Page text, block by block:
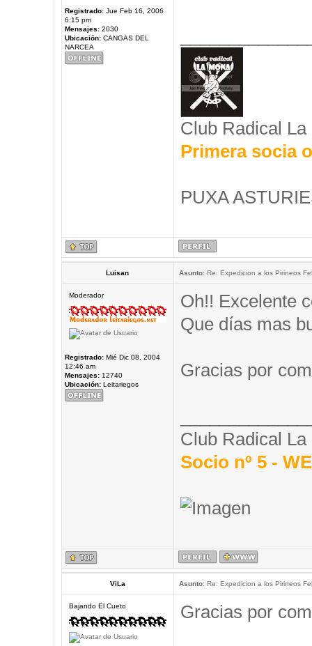
Registrado:Jue Feb 16, 2006
6:15 pm
Mensajes:2030
Ubicación:CANGAS DEL
NARCEA
Club Radical La
Primera socia
PUXA
Luisan Asunto:Re: Expedicion a los Pirineos
Moderador
Registrado:Mié Dic 08, 2004
12:46 am
Mensajes:12740
Ubicación:Leitariegos
Oh!! Excelente
Que días mas
Gracias por
Club Radical La
Socio nº 5 -
ViLa Asunto:Re: Expedicion a los Pirineos
Bajando El Cueto Gracias por